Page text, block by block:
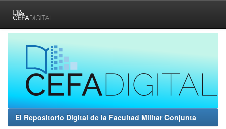
navigation
El Repositorio Digital de la Facultad Militar Conjunta